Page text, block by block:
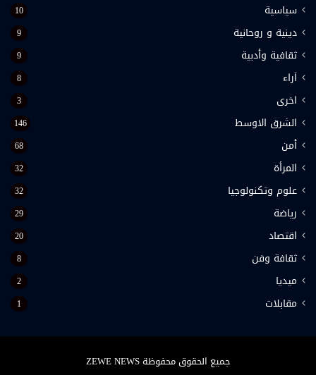
سياسية 10
دينية و روحانية 9
ثقافية وأدبية 9
اَراء 8
اخرى 3
الشرق الاوسط 146
أمن 68
المرأة 32
علوم وتكنولوجيا 32
رياضة 29
اقتصاد 20
ثقافة وفن 8
ميديا 2
مقابلات 1
جميع الحقوق محفوظة ZEWE NEWS